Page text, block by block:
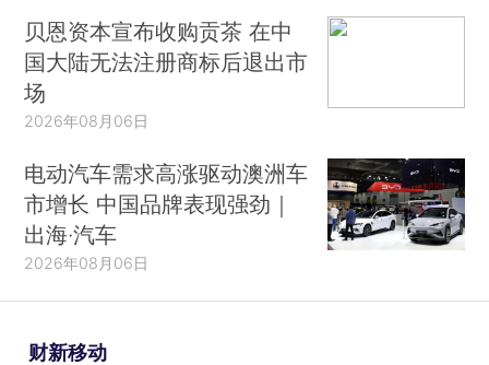
贝恩资本宣布收购贡茶 在中
国大陆无法注册商标后退出市
场
2026年08月06日
电动汽车需求高涨驱动澳洲车
市增长 中国品牌表现强劲｜
出海·汽车
2026年08月06日
财新移动